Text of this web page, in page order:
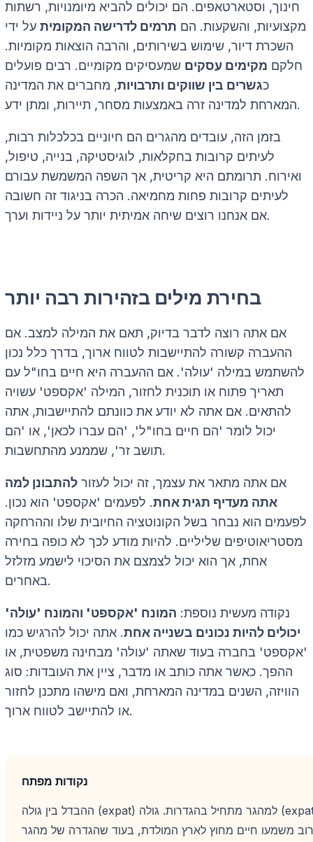
חינוך, וסטארטאפים. הם יכולים להביא מיומנויות, רשתות
מקצועיות, והשקעות. הם תרמים לדרישה המקומית על ידי
השכרת דיור, שימוש בשירותים, והרבה הוצאות מקומיות.
חלקם מקימים עסקים שמעסיקים מקומיים. רבים פועלים
כגשרים בין שווקים ותרבויות, מחברים את המדינה
המארחת למדינה זרה באמצעות מסחר, תיירות, ומתן ידע.
בזמן הזה, עובדים מהגרים הם חיוניים בכלכלות רבות,
לעיתים קרובות בחקלאות, לוגיסטיקה, בנייה, טיפול,
ואירוח. תרומתם היא קריטית, אך השפה המשמשת עבורם
לעיתים קרובות פחות מחמיאה. הכרה בניגוד זה חשובה
אם אנחנו רוצים שיחה אמיתית יותר על ניידות וערך.
בחירת מילים בזהירות רבה יותר
אם אתה רוצה לדבר בדיוק, תאם את המילה למצב. אם
ההעברה קשורה להתיישבות לטווח ארוך, בדרך כלל נכון
להשתמש במילה 'עולה'. אם ההעברה היא חיים בחו"ל עם
תאריך פתוח או תוכנית לחזור, המילה 'אקספט' עשויה
להתאים. אם אתה לא יודע את כוונתם להתיישבות, אתה
יכול לומר 'הם חיים בחו"ל', 'הם עברו לכאן', או 'הם
תושב זר', שממנע מהתחשבות.
אם אתה מתאר את עצמך, זה יכול לעזור להתבונן למה
אתה מעדיף תגית אחת. לפעמים 'אקספט' הוא נכון.
לפעמים הוא נבחר בשל הקונוטציה החיובית שלו וההרחקה
מסטריאוטיפים שליליים. להיות מודע לכך לא כופה בחירה
אחת, אך הוא יכול לצמצם את הסיכוי לישמע מזלזל
באחרים.
נקודה מעשית נוספת: המונח 'אקספט' והמונח 'עולה'
יכולים להיות נכונים בשנייה אחת. אתה יכול להרגיש כמו
'אקספט' בחברה בעוד שאתה 'עולה' מבחינה משפטית, או
ההפך. כאשר אתה כותב או מדבר, ציין את העובדות: סוג
הוויזה, השנים במדינה המארחת, ואם מישהו מתכנן לחזור
או להתיישב לטווח ארוך.
נקודות מפתח
ההבדל בין גולה (expat) למהגר מתחיל בהגדרות. גולה (expat)
משמעו חיים מחוץ לארץ המולדת, בעוד שהגדרה של מהגר